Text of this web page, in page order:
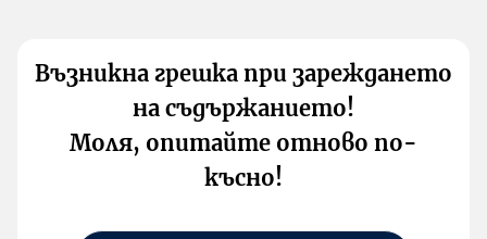
Възникна грешка при зареждането
на съдържанието!
Моля, опитайте отново по-
късно!